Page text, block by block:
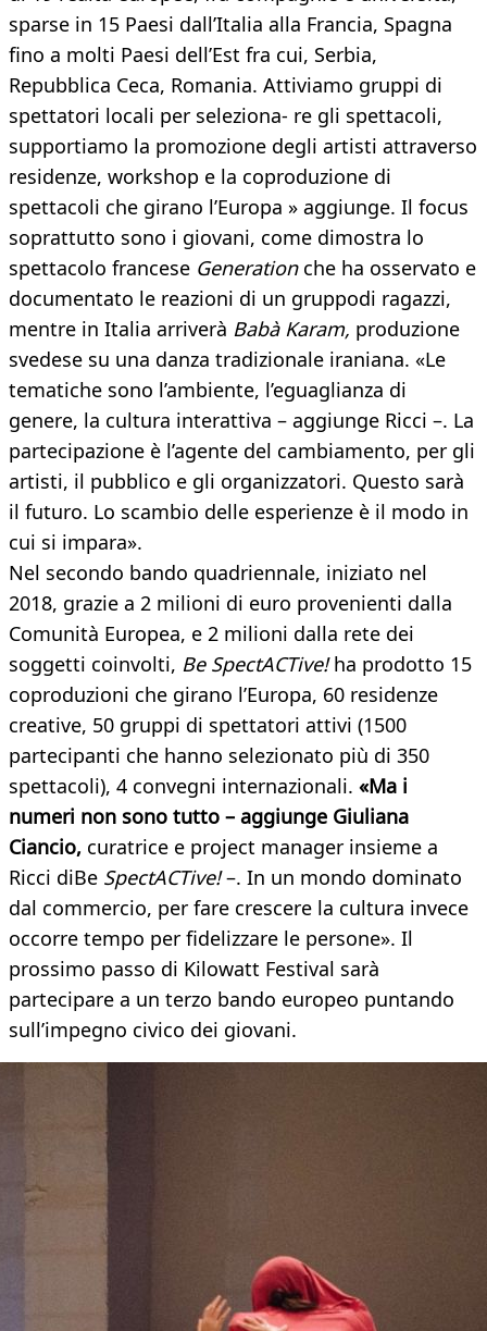
sparse in 15 Paesi dall’Italia alla Francia, Spagna
fino a molti Paesi dell’Est fra cui, Serbia,
Repubblica Ceca, Romania. Attiviamo gruppi di
spettatori locali per seleziona- re gli spettacoli,
supportiamo la promozione degli artisti attraverso
residenze, workshop e la coproduzione di
spettacoli che girano l’Europa » aggiunge. Il focus
soprattutto sono i giovani, come dimostra lo
spettacolo francese Generationche ha osservato e
documentato le reazioni di un gruppodi ragazzi,
mentre in Italia arriverà Babà Karam, produzione
svedese su una danza tradizionale iraniana. «Le
tematiche sono l’ambiente, l’eguaglianza di
genere, la cultura interattiva – aggiunge Ricci –. La
partecipazione è l’agente del cambiamento, per gli
artisti, il pubblico e gli organizzatori. Questo sarà
il futuro. Lo scambio delle esperienze è il modo in
cui si impara».
Nel secondo bando quadriennale, iniziato nel
2018, grazie a 2 milioni di euro provenienti dalla
Comunità Europea, e 2 milioni dalla rete dei
soggetti coinvolti, Be SpectACTive!ha prodotto 15
coproduzioni che girano l’Europa, 60 residenze
creative, 50 gruppi di spettatori attivi (1500
partecipanti che hanno selezionato più di 350
spettacoli), 4 convegni internazionali. «Ma i
numeri non sono tutto – aggiunge Giuliana
Ciancio, curatrice e project manager insieme a
Ricci diBe SpectACTive!–. In un mondo dominato
dal commercio, per fare crescere la cultura invece
occorre tempo per fidelizzare le persone». Il
prossimo passo di Kilowatt Festival sarà
partecipare a un terzo bando europeo puntando
sull’impegno civico dei giovani.